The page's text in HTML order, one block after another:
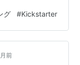
for Hire Dicey
ス一覧｜ぼっ
グ #Kickstarter
前